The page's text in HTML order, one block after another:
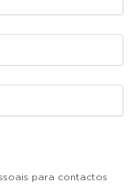
para contactos